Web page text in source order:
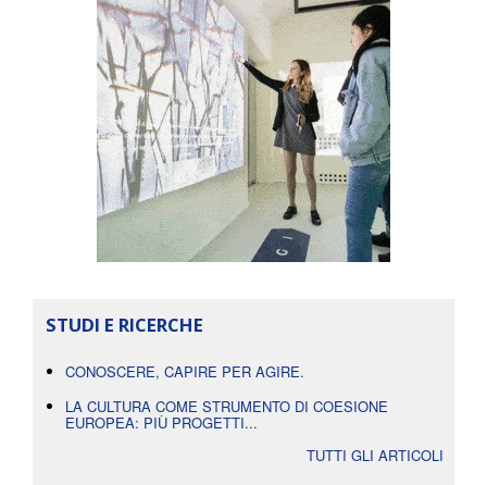
STUDI E RICERCHE
CONOSCERE, CAPIRE PER AGIRE.
LA CULTURA COME STRUMENTO DI COESIONE
EUROPEA: PIÙ PROGETTI...
TUTTI GLI ARTICOLI